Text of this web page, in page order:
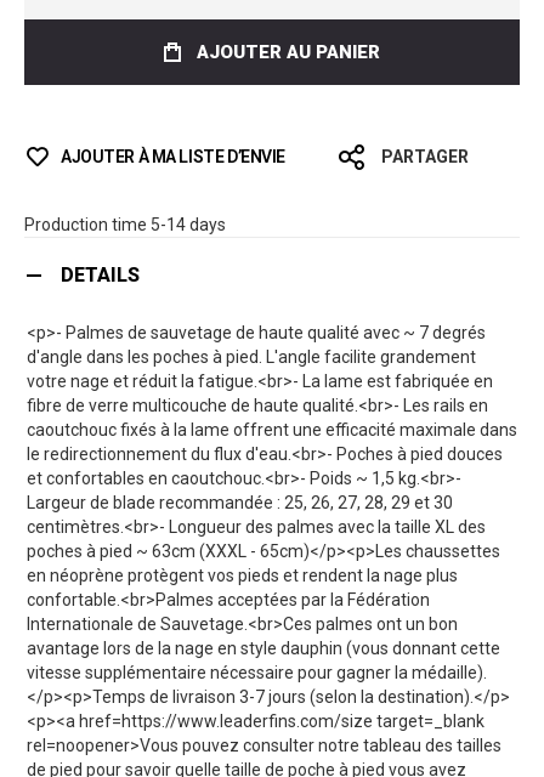
AJOUTER AU PANIER
AJOUTER À MA LISTE D’ENVIE PARTAGER
Production time 5-14 days
DETAILS
<p>- Palmes de sauvetage de haute qualité avec ~ 7 degrés
d'angle dans les poches à pied. L'angle facilite grandement
votre nage et réduit la fatigue.<br>- La lame est fabriquée en
fibre de verre multicouche de haute qualité.<br>- Les rails en
caoutchouc fixés à la lame offrent une efficacité maximale dans
le redirectionnement du flux d'eau.<br>- Poches à pied douces
et confortables en caoutchouc.<br>- Poids ~ 1,5 kg.<br>-
Largeur de blade recommandée : 25, 26, 27, 28, 29 et 30
centimètres.<br>- Longueur des palmes avec la taille XL des
poches à pied ~ 63cm (XXXL - 65cm)</p><p>Les chaussettes
en néoprène protègent vos pieds et rendent la nage plus
confortable.<br>Palmes acceptées par la Fédération
Internationale de Sauvetage.<br>Ces palmes ont un bon
avantage lors de la nage en style dauphin (vous donnant cette
vitesse supplémentaire nécessaire pour gagner la médaille).
</p><p>Temps de livraison 3-7 jours (selon la destination).</p>
<p><a href=https://www.leaderfins.com/size target=_blank
rel=noopener>Vous pouvez consulter notre tableau des tailles
de pied pour savoir quelle taille de poche à pied vous avez